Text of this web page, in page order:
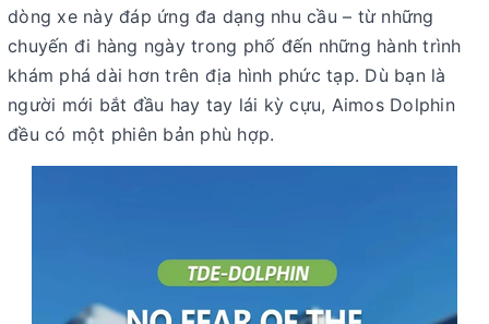
dòng xe này đáp ứng đa dạng nhu cầu – từ những
chuyến đi hàng ngày trong phố đến những hành trình
khám phá dài hơn trên địa hình phức tạp. Dù bạn là
người mới bắt đầu hay tay lái kỳ cựu, Aimos Dolphin
đều có một phiên bản phù hợp.